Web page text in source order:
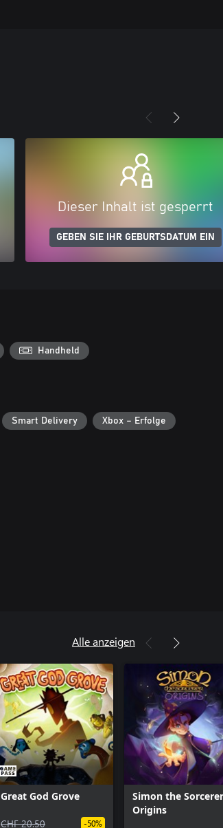
Dieser Inhalt ist gesperrt
GEBEN SIE IHR GEBURTSDATUM EIN
Handheld
Smart Delivery Xbox – Erfolge
Alle anzeigen
Great God Grove
CHF 20.50 -50%
Simon the Sorcerer
Origins